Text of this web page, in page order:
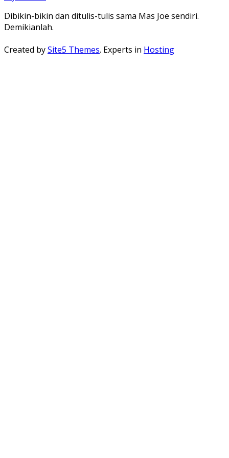
Dibikin-bikin dan ditulis-tulis sama Mas Joe sendiri.
Demikianlah.
Created bySite5 Themes. Experts in Hosting